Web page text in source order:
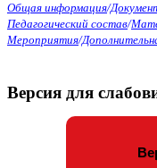
Общая информация/
Педагогический состав/
Мероприятия/
Версия для